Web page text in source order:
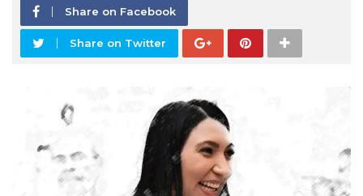
Share on Facebook
Share on Twitter